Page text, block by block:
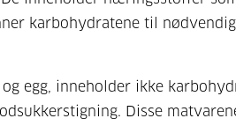
karbohydratene til nødvendig
egg, inneholder ikke
Disse